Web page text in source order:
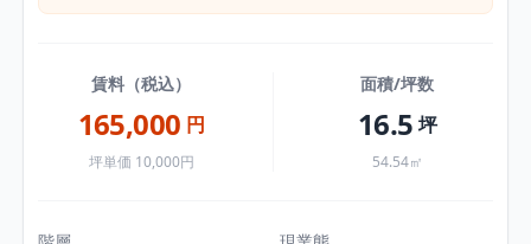
賃料（税込）
165,000 円
坪単価 10,000円
面積/坪数
16.5 坪
54.54㎡